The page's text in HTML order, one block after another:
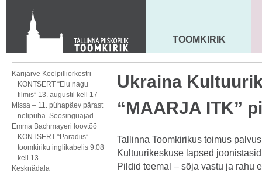
KONTAKT
Toom-Kooli 6, 10130 TALLINN
tallinna.toom@eelk.ee
MAARJA KIRIK
TOOMKIRIK
Karijärve Keelpilliorkestri
KONTSERT “Elu nagu
filmis” 13. augustil kell 17
Missa – 11. pühapäev pärast
nelipüha. Soosinguajad
Emma Bachmayeri loovtöö
KONTSERT “Paradiis”
toomkiriku inglikabelis 9.08
kell 13
Kesknädala
Ukraina
“MAARJA ITK”
Tallinna Toomkirikus toimus
Kultuurikeskuse lapsed
Pildid teemal – sõja vastu ja rahu